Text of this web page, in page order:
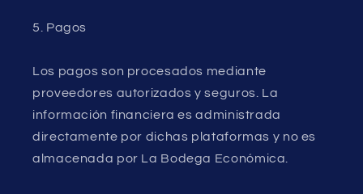
5. Pagos
Los pagos son procesados mediante
proveedores autorizados y seguros. La
información financiera es administrada
directamente por dichas plataformas y no es
almacenada por La Bodega Económica.